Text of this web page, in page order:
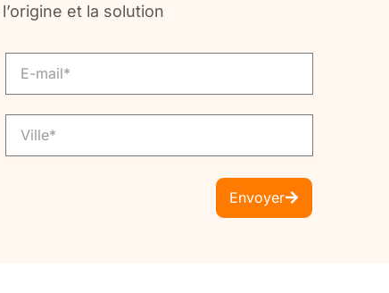
et la solution
Email
Ville
Envoyer